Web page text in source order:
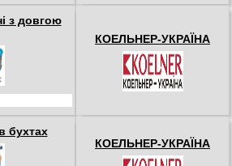
з довгою
КОЕЛЬНЕР-УКРАЇНА
бухтах
КОЕЛЬНЕР-УКРАЇНА